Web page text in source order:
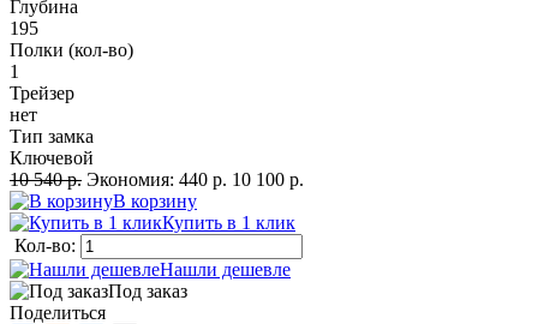
Глубина
195
Полки (кол-во)
1
Трейзер
нет
Тип замка
Ключевой
10 540 р. Экономия: 440 р. 10 100 р.
В корзину
Купить в 1 клик
Кол-во:
Нашли дешевле
Под заказ
Поделиться